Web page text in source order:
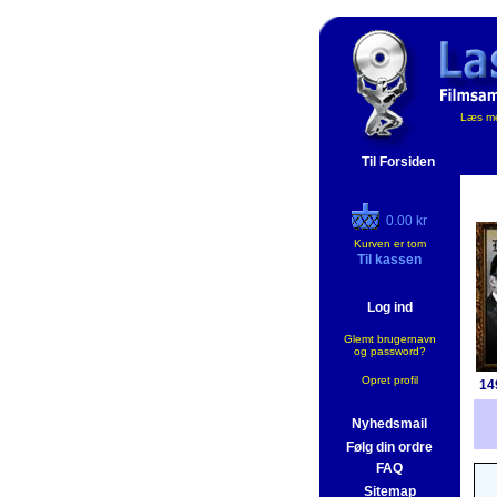
Til Forsiden
Læs
0.00 kr
Kurven er tom
Til kassen
Log ind
Glemt brugernavn
og password?
Opret profil
Nyhedsmail
Følg din ordre
FAQ
Sitemap